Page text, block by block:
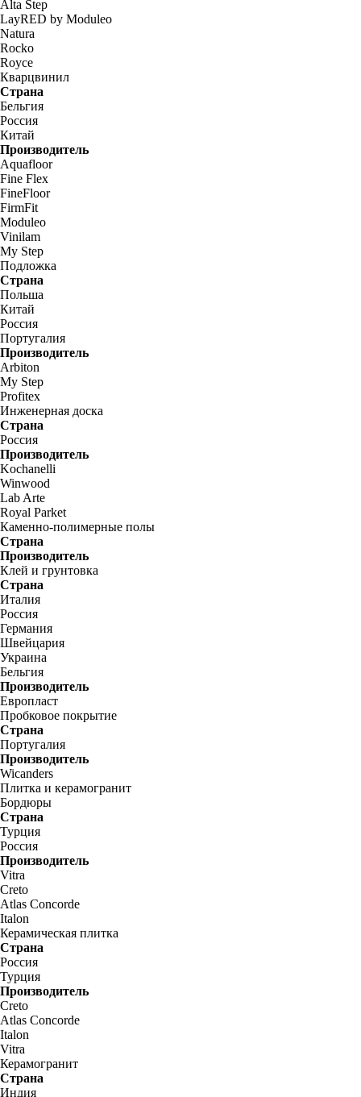
Alta Step
LayRED by Moduleo
Natura
Rocko
Royce
Кварцвинил
Страна
Бельгия
Россия
Китай
Производитель
Aquafloor
Fine Flex
FineFloor
FirmFit
Moduleo
Vinilam
My Step
Подложка
Страна
Польша
Китай
Россия
Португалия
Производитель
Arbiton
My Step
Profitex
Инженерная доска
Страна
Россия
Производитель
Kochanelli
Winwood
Lab Arte
Royal Parket
Каменно-полимерные полы
Страна
Производитель
Клей и грунтовка
Страна
Италия
Россия
Германия
Швейцария
Украина
Бельгия
Производитель
Европласт
Пробковое покрытие
Страна
Португалия
Производитель
Wicanders
Плитка и керамогранит
Бордюры
Страна
Турция
Россия
Производитель
Vitra
Creto
Atlas Concorde
Italon
Керамическая плитка
Страна
Россия
Турция
Производитель
Creto
Atlas Concorde
Italon
Vitra
Керамогранит
Страна
Индия